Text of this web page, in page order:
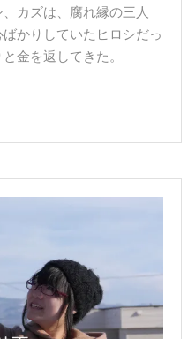
カズは、腐れ縁の三人
かりしていたヒロシだっ
金を返してきた。